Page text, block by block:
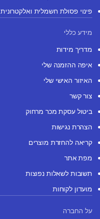
פינוי פסולת חשמלית ואלקטרונית
מידע כללי
מדריך מידות
איפה ההזמנה שלי
האיזור האישי שלי
צור קשר
ביטול עסקת מכר מרחוק
הצהרת נגישות
קריאה להחזרת מוצרים
מפת אתר
תשובות לשאלות נפוצות
מועדון לקוחות
על החברה